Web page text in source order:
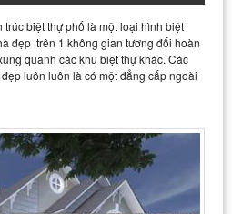
biệt thự phố là một loại hình biệt
đẹp trên 1 không gian tương đối hoàn
quanh các khu biệt thự khác. Các
luôn luôn là có một đẳng cấp ngoài